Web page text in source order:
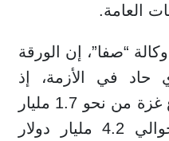
العامة.
“صفا”، إن الورقة
في الأزمة، إذ
ارتفعت ودائع سكان قطاع غزة من نحو 1.7 مليار
دولار قبل الحرب إلى حوالي 4.2 مليار دولار